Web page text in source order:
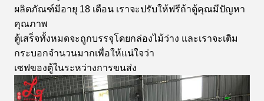
ผลิตภัณฑ์มีอายุ 18 เดือน เราจะปรับให้ฟรีถ้าตู้คุณมีปัญหา
คุณภาพ
ตู้เสร็จทั้งหมดจะถูกบรรจุโดยกล่องไม้ว่าง และเราจะเติม
กระบอกจํานวนมากเพื่อให้แน่ใจว่า
เซฟของตู้ในระหว่างการขนส่ง